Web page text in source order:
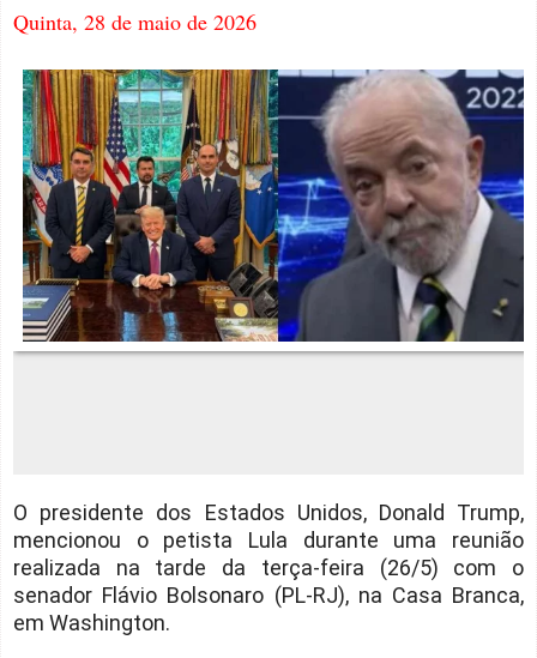
Quinta, 28 de maio de 2026
O presidente dos Estados Unidos, Donald Trump,
mencionou o petista Lula durante uma reunião
realizada na tarde da terça-feira (26/5) com o
senador Flávio Bolsonaro (PL-RJ), na Casa Branca,
em Washington.